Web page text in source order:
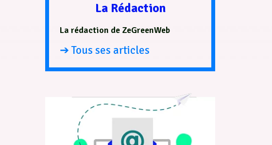
La Rédaction
La rédaction de ZeGreenWeb
➔ Tous ses articles